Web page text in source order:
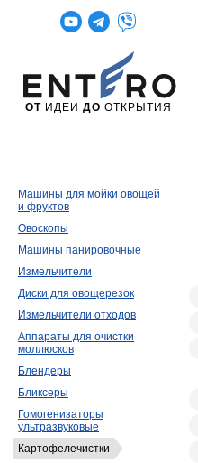
Машины для мойки овощей
и фруктов
Овоскопы
Машины панировочные
Измельчители
Диски для овощерезок
Измельчители отходов
Аппараты для очистки
моллюсков
Блендеры
Бликсеры
Гомогенизаторы
ультразвуковые
Картофелечистки
ОТ ИДЕИ ДО ОТКРЫТИЯ